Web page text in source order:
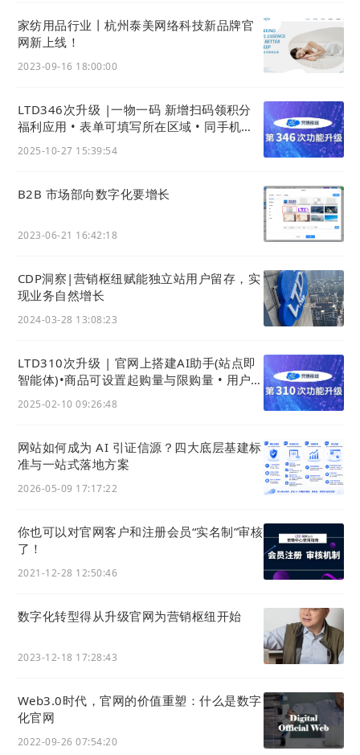
家纺用品行业丨杭州泰美网络科技新品牌官
网新上线！
2023-09-16 18:00:00
LTD346次升级 |一物一码 新增扫码领积分
福利应用 • 表单可填写所在区域 • 同手机号
2025-10-27 15:39:54
B2B 市场部向数字化要增长
2023-06-21 16:42:18
CDP洞察|营销枢纽赋能独立站用户留存，实
现业务自然增长
2024-03-28 13:08:23
LTD310次升级 | 官网上搭建AI助手(站点即
智能体)•商品可设置起购量与限购量 • 用户可
2025-02-10 09:26:48
网站如何成为 AI 引证信源？四大底层基建标
准与一站式落地方案
2026-05-09 17:17:22
你也可以对官网客户和注册会员“实名制”审核
了！
2021-12-28 12:50:46
数字化转型得从升级官网为营销枢纽开始
2023-12-18 17:28:43
Web3.0时代，官网的价值重塑：什么是数字
化官网
2022-09-26 07:54:20